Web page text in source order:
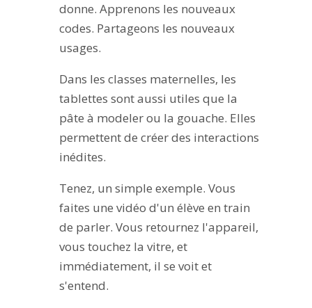
donne. Apprenons les nouveaux
codes. Partageons les nouveaux
usages.
Dans les classes maternelles, les
tablettes sont aussi utiles que la
pâte à modeler ou la gouache. Elles
permettent de créer des interactions
inédites.
Tenez, un simple exemple. Vous
faites une vidéo d'un élève en train
de parler. Vous retournez l'appareil,
vous touchez la vitre, et
immédiatement, il se voit et
s'entend.